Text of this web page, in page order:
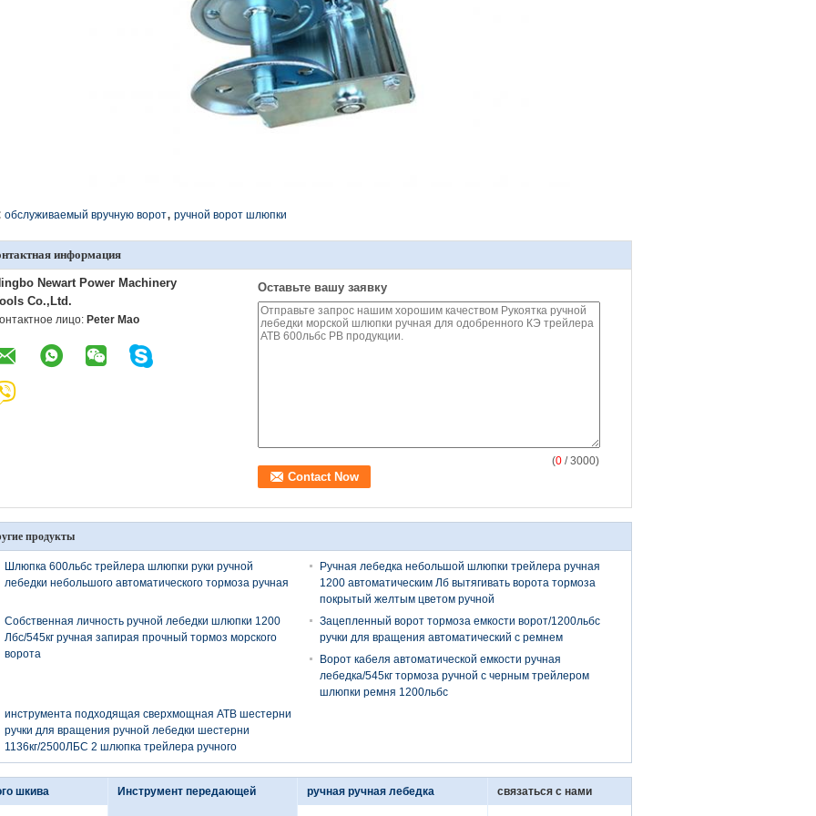
обслуживаемый вручную ворот, ручной ворот шлюпки
информация
Newart Power Machinery
Co.,Ltd.
лицо: Peter Mao
Оставьте вашу заявку
(0 / 3000)
продукты
Шлюпка 600льбс трейлера шлюпки руки ручной
лебедки небольшого автоматического тормоза ручная
Ручная лебедка небольшой шлюпки трейлера ручная
1200 автоматическим Лб вытягивать ворота тормоза
покрытый желтым цветом ручной
Собственная личность ручной лебедки шлюпки 1200
Лбс/545кг ручная запирая прочный тормоз морского
ворота
Зацепленный ворот тормоза емкости ворот/1200льбс
ручки для вращения автоматический с ремнем
Ворот кабеля автоматической емкости ручная
лебедка/545кг тормоза ручной с черным трейлером
шлюпки ремня 1200льбс
инструмента подходящая сверхмощная АТВ шестерни
ручки для вращения ручной лебедки шестерни
1136кг/2500ЛБС 2 шлюпка трейлера ручного
шкива Инструмент передающей ручная ручная лебедка связаться с нами